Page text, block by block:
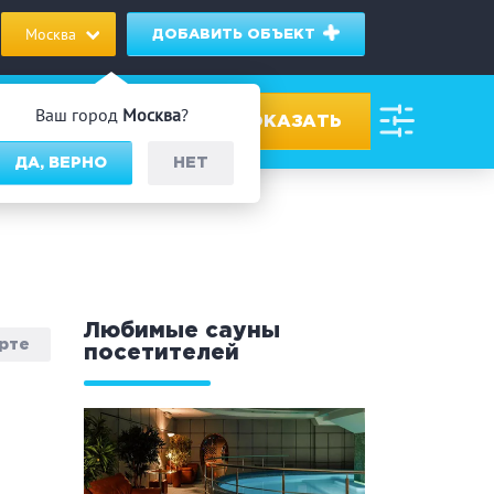
Москва
Ваш город Москва?
ДА, ВЕРНО НЕТ
ДОБАВИТЬ ОБЪЕКТ
Банный чан
Любимые сауны
посетителей